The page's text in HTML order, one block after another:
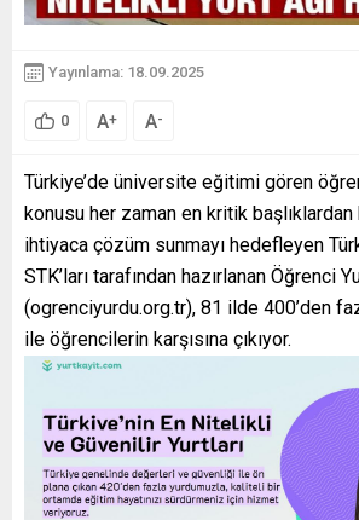
Yayınlama: 18.09.2025
0 A+ A-
Türkiye’de üniversite eğitimi gören
konusu her zaman en kritik
ihtiyaca çözüm sunmayı hedefleyen
STK’ları tarafından hazırlanan Öğrenci
(ogrenciyurdu.org.tr), 81 ilde 400’den
ile öğrencilerin karşısına çıkıyor.